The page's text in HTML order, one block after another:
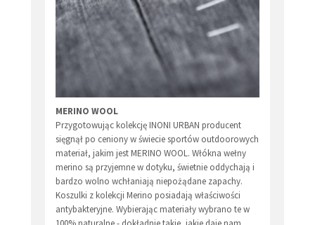
MERINO WOOL
Przygotowując kolekcję INONI URBAN producent
sięgnął po ceniony w świecie sportów outdoorowych
materiał, jakim jest MERINO WOOL. Włókna wełny
merino są przyjemne w dotyku, świetnie oddychają i
bardzo wolno wchłaniają niepożądane zapachy.
Koszulki z kolekcji Merino posiadają właściwości
antybakteryjne. Wybierając materiały wybrano te w